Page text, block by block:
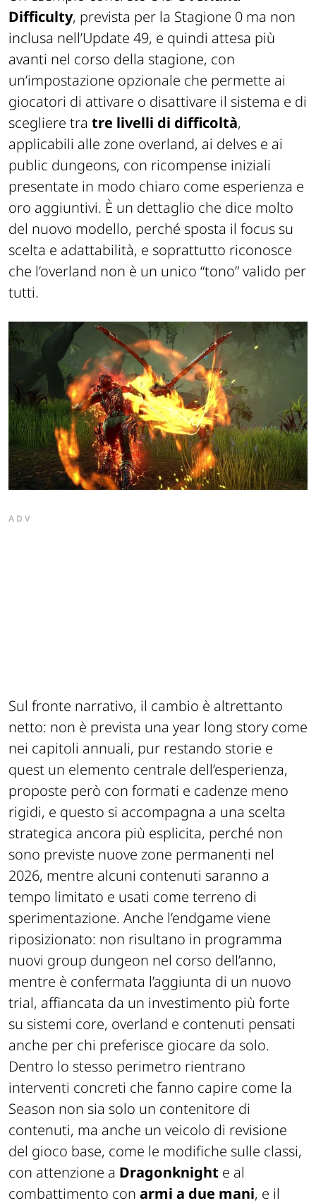
Un esempio concreto è laOverland
Difficulty, prevista per la Stagione 0 ma non
inclusa nell’Update 49, e quindi attesa più
avanti nel corso della stagione, con
un’impostazione opzionale che permette ai
giocatori di attivare o disattivare il sistema e di
scegliere tratre livelli di difficoltà,
applicabili alle zone overland, ai delves e ai
public dungeons, con ricompense iniziali
presentate in modo chiaro come esperienza e
oro aggiuntivi. È un dettaglio che dice molto
del nuovo modello, perché sposta il focus su
scelta e adattabilità, e soprattutto riconosce
che l’overland non è un unico “tono” valido per
Sul fronte narrativo, il cambio è altrettanto
netto: non è prevista una year long story come
nei capitoli annuali, pur restando storie e
quest un elemento centrale dell’esperienza,
proposte però con formati e cadenze meno
rigidi, e questo si accompagna a una scelta
strategica ancora più esplicita, perché non
sono previste nuove zone permanenti nel
2026, mentre alcuni contenuti saranno a
tempo limitato e usati come terreno di
sperimentazione. Anche l’endgame viene
riposizionato: non risultano in programma
nuovi group dungeon nel corso dell’anno,
mentre è confermata l’aggiunta di un nuovo
trial, affiancata da un investimento più forte
su sistemi core, overland e contenuti pensati
anche per chi preferisce giocare da solo.
Dentro lo stesso perimetro rientrano
interventi concreti che fanno capire come la
Season non sia solo un contenitore di
contenuti, ma anche un veicolo di revisione
del gioco base, come le modifiche sulle classi,
con attenzione aDragonknight e al